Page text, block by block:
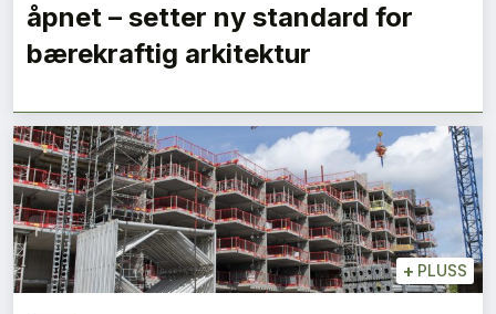
åpnet – setter ny standard for
bærekraftig arkitektur
+ PLUSS